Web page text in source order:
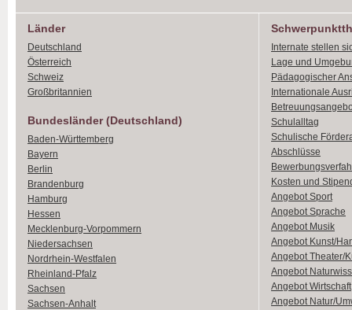
Länder
Deutschland
Österreich
Schweiz
Großbritannien
Bundesländer (Deutschland)
Baden-Württemberg
Bayern
Berlin
Brandenburg
Hamburg
Hessen
Mecklenburg-Vorpommern
Niedersachsen
Nordrhein-Westfalen
Rheinland-Pfalz
Sachsen
Sachsen-Anhalt
Internate stellen
Lage und
Pädagogischer
Internationale
Schulalltag
Schulische
Abschlüsse
Kosten und
Angebot Sport
Angebot Sprache
Angebot Musik
Angebot Kunst/
Angebot Theater/
Angebot
Angebot Wirtschaft
Angebot Natur/